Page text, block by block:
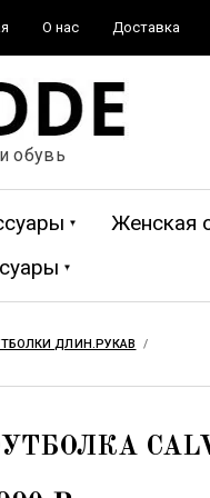
О нас Доставка
обувь
Жилетки
Женская
Жилетки
ДЛИН.РУКАВ
  /